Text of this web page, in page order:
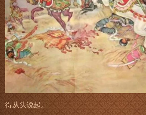
得从头说起。